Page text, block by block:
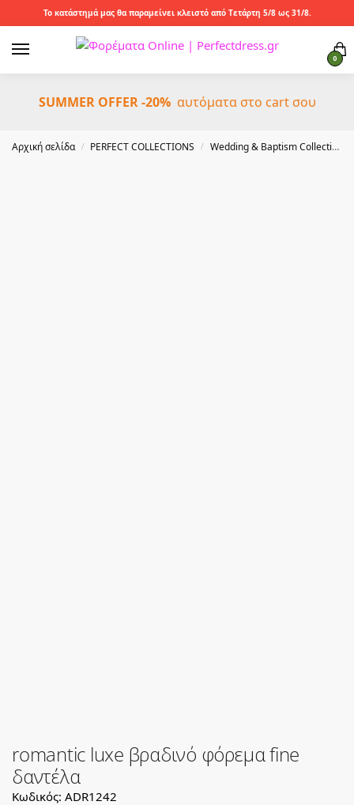
Το κατάστημά μας θα παραμείνει κλειστό από Τετάρτη 5/8 ως 31/8.
0
SUMMER OFFER -20%αυτόματα στο cart σου
Αρχική σελίδα / PERFECT COLLECTIONS / Wedding & Baptism Collection
romantic luxe βραδινό φόρεμα fine
δαντέλα
Κωδικός: ADR1242